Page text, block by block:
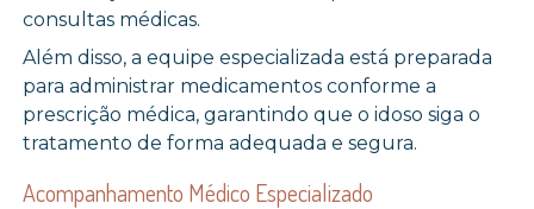
consultas médicas.
Além disso, a equipe especializada está preparada
para administrar medicamentos conforme a
prescrição médica, garantindo que o idoso siga o
tratamento de forma adequada e segura.
Acompanhamento Médico Especializado